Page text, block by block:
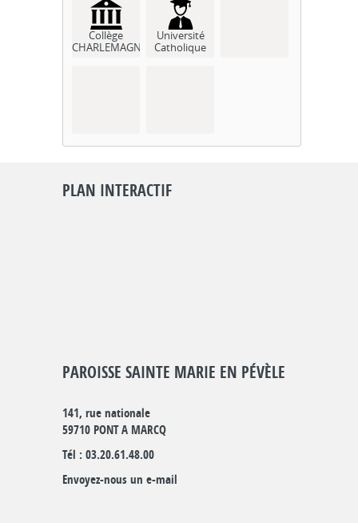
Collège
CHARLEMAGNE
Université
Catholique
PLAN INTERACTIF
PAROISSE SAINTE MARIE EN PÉVÈLE
141, rue nationale
59710 PONT A MARCQ
Tél : 03.20.61.48.00
Envoyez-nous un e-mail